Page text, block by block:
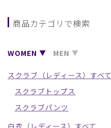
商品カテゴリで検索
WOMEN MEN
スクラブ（レディース）すべて
スクラブトップス
スクラブパンツ